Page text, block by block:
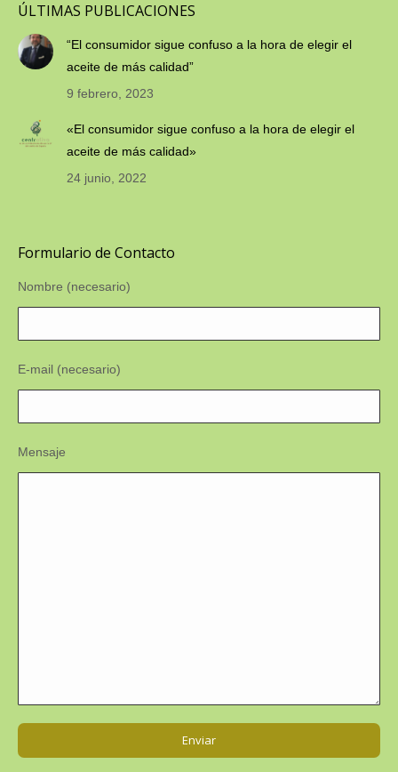
ÚLTIMAS PUBLICACIONES
“El consumidor sigue confuso a la hora de elegir el
aceite de más calidad”
9 febrero, 2023
«El consumidor sigue confuso a la hora de elegir el
aceite de más calidad»
24 junio, 2022
Formulario de Contacto
Nombre (necesario)
E-mail (necesario)
Mensaje